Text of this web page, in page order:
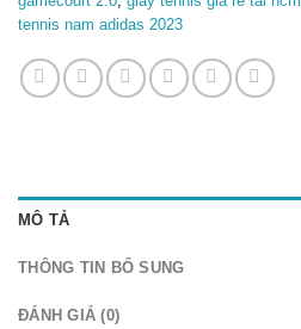
tennis nam adidas 2023
MÔ TẢ
THÔNG TIN BỔ SUNG
ĐÁNH GIÁ (0)